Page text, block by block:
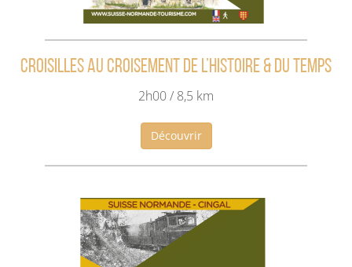
CROISILLES AU CROISEMENT DE L’HISTOIRE & DU TEMPS
2h00 / 8,5 km
Découvrir